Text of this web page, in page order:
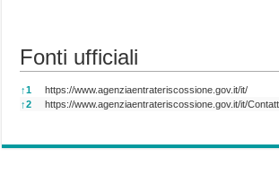
Fonti ufficiali
Fonti ufficiali
↑1
https://www.agenziaentrateriscossione.gov.it/it/
↑2 https://www.agenziaentrateriscossione.gov.it/it/